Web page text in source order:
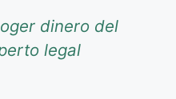
dinero del
legal